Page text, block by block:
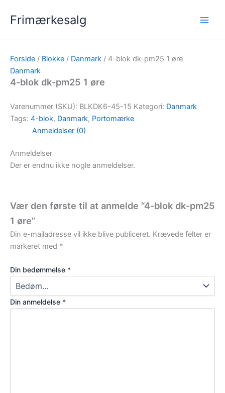
Frimærkesalg
Forside / Blokke / Danmark / 4-blok dk-pm25 1 øre
Danmark
4-blok dk-pm25 1 øre
Varenummer (SKU): BLKDK6-45-15 Kategori: Danmark
Tags: 4-blok, Danmark, Portomærke
Anmeldelser (0)
Anmeldelser
Der er endnu ikke nogle anmeldelser.
Vær den første til at anmelde “4-blok dk-pm25
1 øre”
Din e-mailadresse vil ikke blive publiceret. Krævede felter er
markeret med *
Din bedømmelse *
Din anmeldelse *